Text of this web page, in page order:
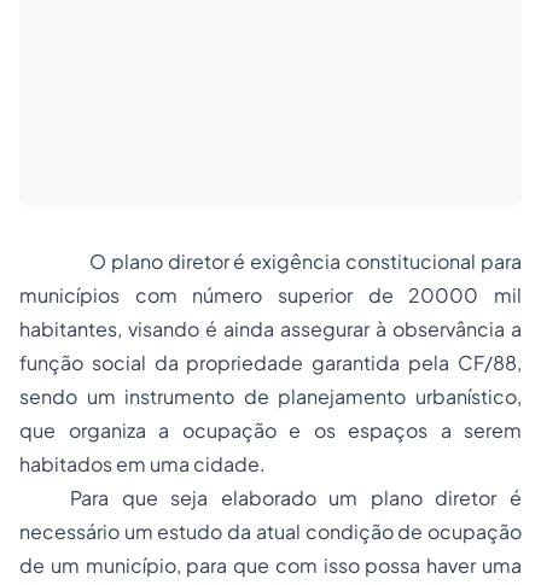
O plano diretor é exigência constitucional para
municípios com número superior de 20000 mil
habitantes, visando é ainda assegurar à observância a
função social da propriedade garantida pela CF/88,
sendo um instrumento de planejamento urbanístico,
que organiza a ocupação e os espaços a serem
habitados em uma cidade.
Para que seja elaborado um plano diretor é
necessário um estudo da atual condição de ocupação
de um município, para que com isso possa haver uma